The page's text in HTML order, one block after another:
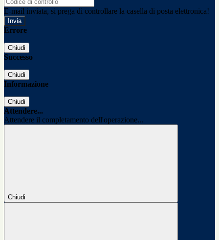
E-mail inviata, si prega di controllare la casella di posta elettronica!
Errore
Chiudi
Successo
Chiudi
Informazione
Chiudi
Attendere...
Attendere il completamento dell'operazione...
Chiudi